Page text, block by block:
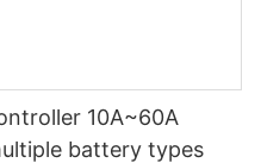
10A~60A
battery types